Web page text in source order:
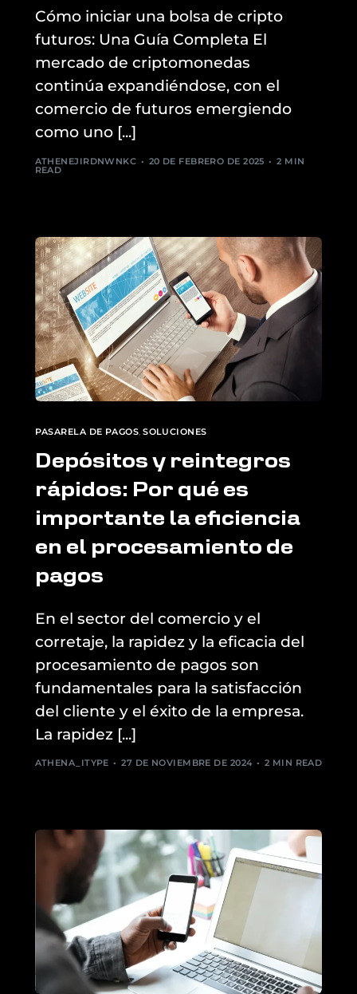
Cómo iniciar una bolsa de cripto
futuros: Una Guía Completa El
mercado de criptomonedas
continúa expandiéndose, con el
comercio de futuros emergiendo
como uno [...]
ATHENEJIRDNWNKC 20 DE FEBRERO DE 2025 2 MIN
READ
PASARELA DE PAGOS ,SOLUCIONES
Depósitos y reintegros
rápidos: Por qué es
importante la eficiencia
en el procesamiento de
pagos
En el sector del comercio y el
corretaje, la rapidez y la eficacia del
procesamiento de pagos son
fundamentales para la satisfacción
del cliente y el éxito de la empresa.
La rapidez [...]
ATHENA_ITYPE 27 DE NOVIEMBRE DE 2024 2 MIN READ